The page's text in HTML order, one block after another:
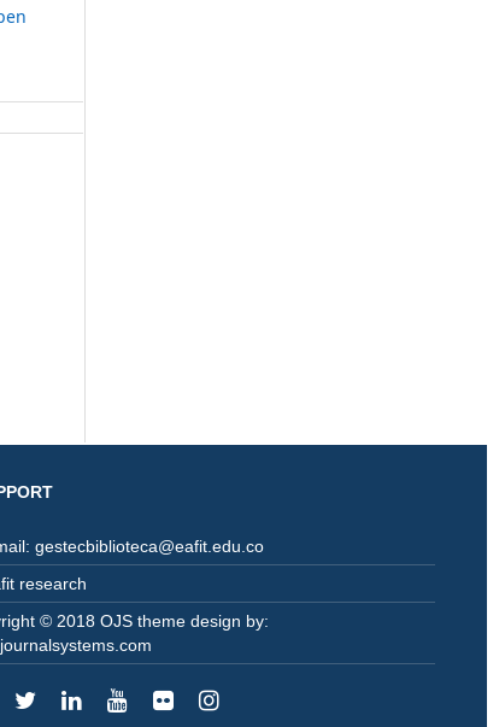
gestecbiblioteca@eafit.edu.co
research
© 2018 OJS theme design by: